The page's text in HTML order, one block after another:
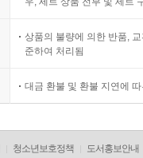
상품의 불량에 의한 반품,
준하여 처리됨
대금 환불 및 환불 지연에
청소년보호정책 도서홍보안내